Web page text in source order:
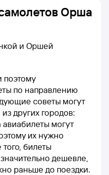
Орша
и Оршей
поэтому
по направлению
советы могут
других городов:
авиабилеты могут
их нужно
билеты
дешевле,
раньше до поездки.